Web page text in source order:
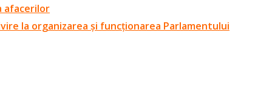
afacerilor
la organizarea și funcționarea Parlamentului